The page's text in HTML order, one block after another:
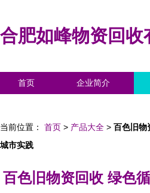
合肥如峰物资回收
首页 企业简介
当前位置： 首页 > 产品大全 > 百色旧物
城市实践
百色旧物资回收 绿色